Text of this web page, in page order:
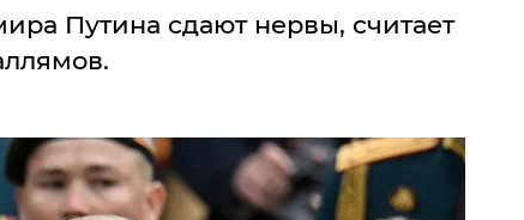
Путина сдают нервы, считает